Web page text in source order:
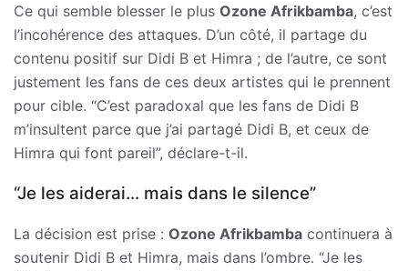
Ce qui semble blesser le plus Ozone Afrikbamba, c’est
l’incohérence des attaques. D’un côté, il partage du
contenu positif sur Didi B et Himra ; de l’autre, ce sont
justement les fans de ces deux artistes qui le prennent
pour cible. “C’est paradoxal que les fans de Didi B
m’insultent parce que j’ai partagé Didi B, et ceux de
Himra qui font pareil”, déclare-t-il.
“Je les aiderai… mais dans le silence”
La décision est prise : Ozone Afrikbamba continuera à
soutenir Didi B et Himra, mais dans l’ombre. “Je les